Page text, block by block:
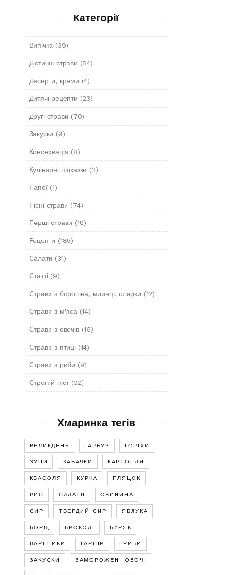
Категорії
Випічка(39)
Дієтичні страви (54)
Десерти, креми (4)
Дитячі рецепти (23)
Другі страви (70)
Закуски (9)
Консервація (8)
Кулінарні підказки (2)
Напої(1)
Пісні страви (74)
Перші страви (18)
Рецепти (185)
Салати (31)
Статті (9)
Страви з борошна, млинці, оладки (12)
Страви з м'яса(14)
Страви з овочів(16)
Страви з птиці (14)
Страви з риби (9)
Строгий піст(32)
Хмаринка тегів
ВЕЛИКДЕНЬ ГАРБУЗ ГОРІХИ
ЗУПИ КАБАЧКИ КАРТОПЛЯ
КВАСОЛЯ КУРКА ПЛЯЦОК
РИС САЛАТИ СВИНИНА
СИР ТВЕРДИЙ СИР ЯБЛУКА
БОРЩ БРОКОЛІ БУРЯК
ВАРЕНИКИ ГАРНІР ГРИБИ
ЗАКУСКИ ЗАМОРОЖЕНІ ОВОЧІ